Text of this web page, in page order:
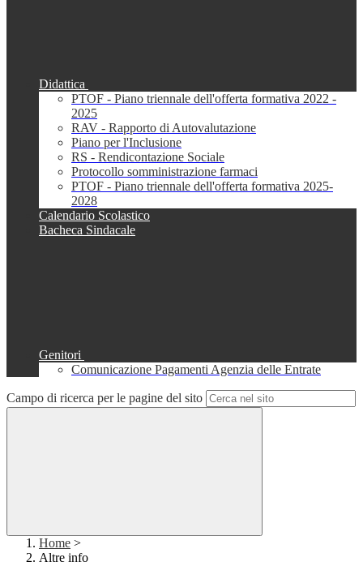
Didattica
PTOF - Piano triennale dell'offerta formativa 2022 -
2025
RAV - Rapporto di Autovalutazione
Piano per l'Inclusione
RS - Rendicontazione Sociale
Protocollo somministrazione farmaci
PTOF - Piano triennale dell'offerta formativa 2025-
2028
Calendario Scolastico
Bacheca Sindacale
Genitori
Comunicazione Pagamenti Agenzia delle Entrate
Campo di ricerca per le pagine del sito
Home >
Altre info